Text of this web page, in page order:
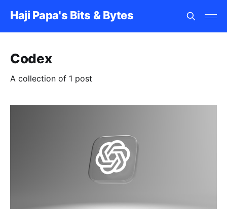
Haji Papa's Bits & Bytes
Codex
A collection of 1 post